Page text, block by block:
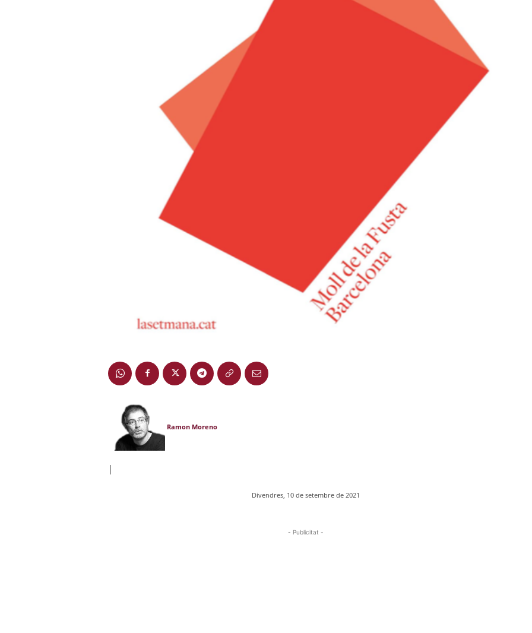
Ramon Moreno
|
Divendres, 10 de setembre de 2021
- Publicitat -